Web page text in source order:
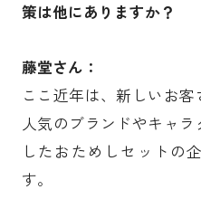
策は他にありますか？
藤堂さん：
ここ近年は、新しいお客
人気のブランドやキャ
したおためしセットの
す。